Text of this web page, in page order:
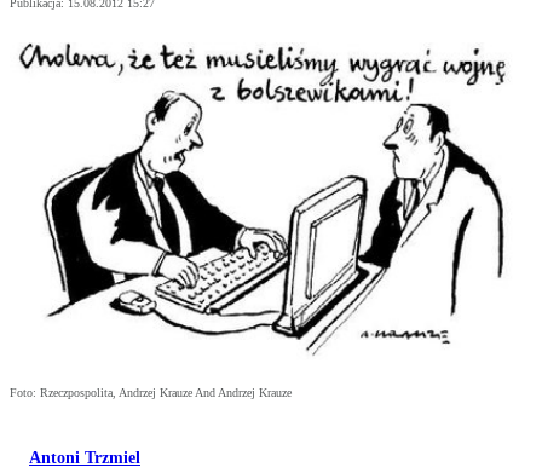
Publikacja: 15.08.2012 15:27
Foto: Rzeczpospolita, Andrzej Krauze And Andrzej Krauze
Antoni Trzmiel